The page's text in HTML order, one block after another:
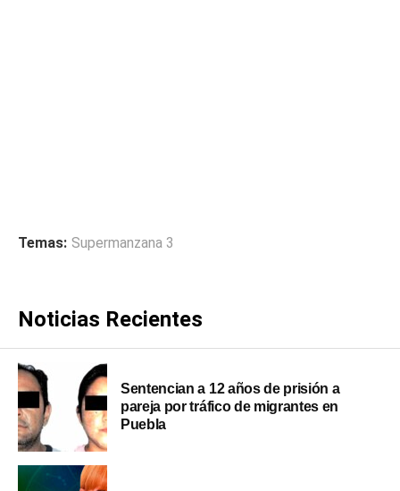
Temas: Supermanzana 3
Noticias Recientes
Sentencian a 12 años de prisión a
pareja por tráfico de migrantes en
Puebla